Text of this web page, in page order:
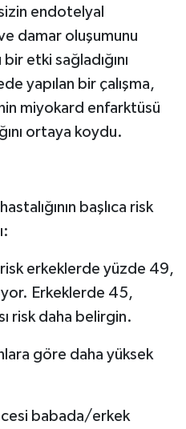
endotelyal
damar oluşumunu
etki sağladığını
yapılan bir çalışma,
miyokard enfarktüsü
ortaya koydu.
başlıca risk
erkeklerde yüzde 49,
Erkeklerde 45,
risk daha belirgin.
göre daha yüksek
babada/erkek